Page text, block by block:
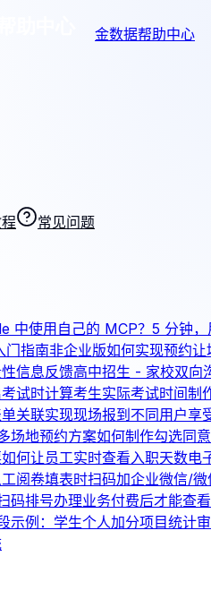
金数据帮助中心
常见问题
中使用自己的 MCP？ 5 分钟
门指南非企业版如何实现预约让
信息反馈高中招生 - 家校双向
试时计算考生实际考试时间制
关联实现现场报到 不同用户享
场地预约方案如何制作勾选同
如何让员工实时查看入职天数电
阅卷填表时扫码加企业微信/微
码排号办理业务付费后才能查
示例：学生个人加分项目统计